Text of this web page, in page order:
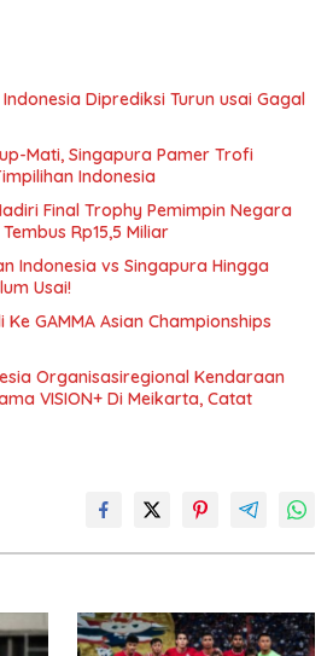
Diprediksi Turun usai Gagal
Mati, Singapura Pamer Trofi
Indonesia
Final Trophy Pemimpin Negara
Rp15,5 Miliar
Indonesia vs Singapura Hingga
Usai!
Ke GAMMA Asian Championships
Organisasiregional Kendaraan
VISION+ Di Meikarta, Catat